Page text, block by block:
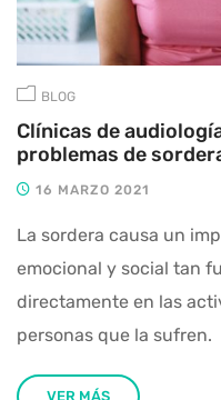
BLOG
Clínicas de
problemas de
16 MARZO 2021
La sordera causa un
emocional y social tan
directamente en las
personas que la sufren.
VER MÁS